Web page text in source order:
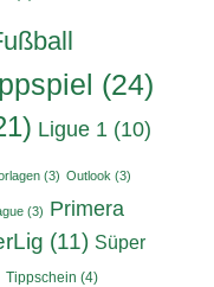
(24)
Ligue 1 (10)
(3) Outlook (3)
(3) Primera
(11) Süper
Tippschein (4)